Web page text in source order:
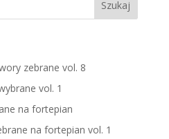
zebrane vol. 8
vol. 1
na fortepian
na fortepian vol. 1